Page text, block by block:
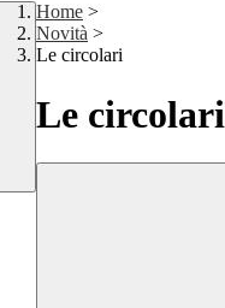
Home >
Novità >
Le circolari
Le circolari